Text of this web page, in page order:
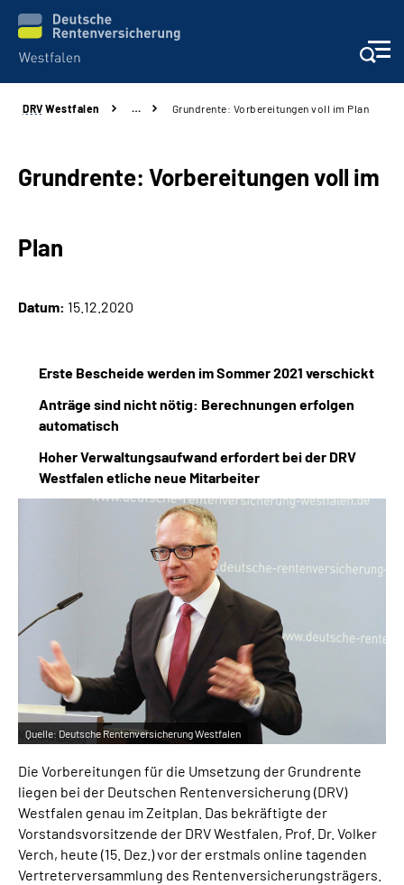
Kontakt und Beratung
Broschüren und mehr
Über uns
Online-Services
Inhalte in Gebärdensprache (DGS)
Mein Kundenportal
DRV Westfalen … Grundrente: Vorbereitungen voll im Plan
Grundrente: Vorbereitungen voll im
Plan
Datum: 15.12.2020
Erste Bescheide werden im Sommer 2021 verschickt
Anträge sind nicht nötig: Berechnungen erfolgen
automatisch
Hoher Verwaltungsaufwand erfordert bei der DRV
Westfalen etliche neue Mitarbeiter
Quelle: Deutsche Rentenversicherung Westfalen
Die Vorbereitungen für die Umsetzung der Grundrente
liegen bei der Deutschen Rentenversicherung (DRV)
Westfalen genau im Zeitplan. Das bekräftigte der
Vorstandsvorsitzende der DRV Westfalen, Prof. Dr. Volker
Verch, heute (15. Dez.) vor der erstmals online tagenden
Vertreterversammlung des Rentenversicherungsträgers.